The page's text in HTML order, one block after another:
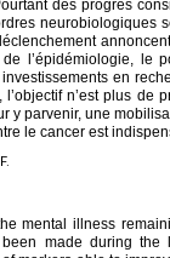
des progrès
neurobiologiques
l’épidémiologie, le
en
l’objectif n’est plus de
y parvenir, une
le cancer est
mental illness
made during